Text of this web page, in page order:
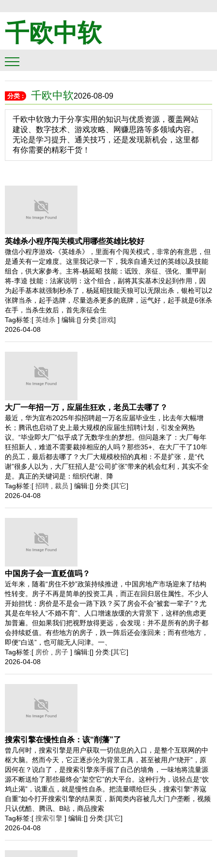
千欧中软
分类 : 千欧中软2026-08-09
千欧中软致力于分享实用的知识与优质资源，覆盖网站
建设、数字技术、游戏攻略、网赚思路等多领域内容。
无论是学习提升、通关技巧，还是发现新机会，这里都
有你需要的精彩干货！
英雄杀小程序闯关模式用哪些英雄比较好
微信小程序游戏-《英雄杀》，里面有个闯关模式，非常的有意思，但
是通关有一定难度。这里我记录一下，我亲自通关过的英雄以及技能
组合，供大家参考。主将-杨延昭 技能：诋毁、亲征、强化、重甲副
将-李逵 技能：法家说明：这个组合，副将其实基本没起到作用，因
为起手基本就强制秒杀了，杨延昭技能天狼可以无限出杀，银枪可以2
张牌当杀，起手选牌，尽量选杀更多的底牌，运气好，起手就是6张杀
在手，当杀生效后，首先亲征会生
Tag标签:[ 英雄杀 ] 编辑:[] 分类:[游戏]
2026-04-08
大厂一年招一万，应届生狂欢，老员工去哪了？
最近，华为宣布2025年拟招聘超一万名应届毕业生，比去年大幅增
长；腾讯也启动了史上最大规模的应届生招聘计划，引发全网热
议。“毕业即大厂”似乎成了无数学生的梦想。但问题来了：大厂每年
狂招新人，难道不需要裁掉相应的人吗？那些35+、在大厂干了10年
的员工，最后都去哪了？大厂大规模校招的真相：不是扩张，是“代
谢”很多人以为，大厂狂招人是“公司扩张”带来的机会红利，其实不全
是。真正的关键词是：组织代谢、降
Tag标签:[ 招聘 裁员 ] 编辑:[] 分类:[其它]
2026-04-08
中国房子会一直贬值吗？
近年来，随着“房住不炒”政策持续推进，中国房地产市场迎来了结构
性转变。房子不再是简单的投资工具，而正在回归居住属性。不少人
开始担忧：房价是不是会一路下跌？买了房会不会“被套一辈子”？尤
其是在年轻人“不婚不育”、人口增速放缓的大背景下，这样的焦虑更
加普遍。但如果我们把视野放得更远，会发现：并不是所有的房子都
会持续贬值。有些地方的房子，跌一阵后还会涨回来；而有些地方，
即便“白送”，也可能无人问津。一、
Tag标签:[ 房价 房子 ] 编辑:[] 分类:[其它]
2026-04-08
搜索引擎在慢性自杀：该“削藩”了
曾几何时，搜索引擎是用户获取一切信息的入口，是整个互联网的中
枢大脑。然而今天，它正逐步沦为背景工具，甚至被用户“绕开”，原
因何在？说白了，是搜索引擎亲手掘了自己的墙角，一味地将流量源
源不断送给了那些最终会“架空它”的大平台。这种行为，说轻点是“饮
鸩止渴”，说重点，就是慢性自杀。把流量喂给巨头，搜索引擎“养寇
自重”如今打开搜索引擎的结果页，新闻类内容被几大门户垄断，视频
只认优酷、腾讯、B站，商品搜索
Tag标签:[ 搜索引擎 ] 编辑:[] 分类:[其它]
2026-04-08